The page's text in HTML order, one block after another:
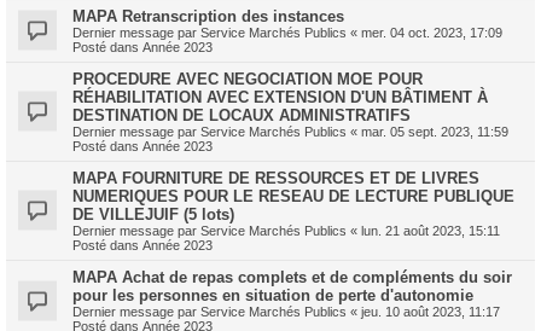
MAPA Retranscription des instances
Dernier message par Service Marchés Publics « mer. 04 oct. 2023, 17:09
Posté dans Année 2023
PROCEDURE AVEC NEGOCIATION MOE POUR
RÉHABILITATION AVEC EXTENSION D'UN BÂTIMENT À
DESTINATION DE LOCAUX ADMINISTRATIFS
Dernier message par Service Marchés Publics « mar. 05 sept. 2023, 11:59
Posté dans Année 2023
MAPA FOURNITURE DE RESSOURCES ET DE LIVRES
NUMERIQUES POUR LE RESEAU DE LECTURE PUBLIQUE
DE VILLEJUIF (5 lots)
Dernier message par Service Marchés Publics « lun. 21 août 2023, 15:11
Posté dans Année 2023
MAPA Achat de repas complets et de compléments du soir
pour les personnes en situation de perte d'autonomie
Dernier message par Service Marchés Publics « jeu. 10 août 2023, 11:17
Posté dans Année 2023